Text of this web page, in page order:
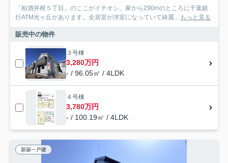
「柏酒井根５丁目」のここがイチオシ。家から290mのところに千葉銀
行ATM光ヶ丘があります。全居室が洋室になっていて綺麗... もっと見る
販売中の物件
３号棟
3,280万円
- / 96.05㎡ / 4LDK
４号棟
3,780万円
- / 100.19㎡ / 4LDK
新築一戸建